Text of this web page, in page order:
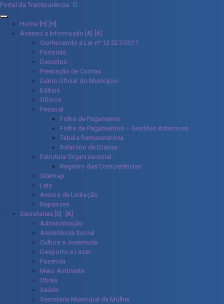
Portal da Transparência
Home [H]
Acesso a Informação [A]
Conhecendo a Lei nº 12.527/2011
Portarias
Decretos
Prestação de Contas
Diário Oficial do Município
Editais
Ofícios
Pessoal
Folha de Pagamento
Folha de Pagamentos – Gestões Anteriores
Tabela Remuneratória
Relatório de Diárias
Estrutura Organizacional
Registro das Competências
Sitemap
Leis
Avisos de Licitação
Repasses
Secretarias [S]
Administração
Assistência Social
Cultura e Juventude
Desporto e Lazer
Fazenda
Meio Ambiente
Obras
Saúde
Secretaria Municipal da Mulher